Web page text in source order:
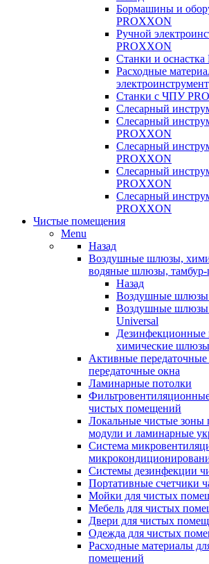
Бормашины и
PROXXON
Ручной
PROXXON
Cтанки и
Расходные
Станки с ЧПУ
Слесарный
Слесарный
PROXXON
Слесарный
PROXXON
Слесарный
PROXXON
Слесарный
PROXXON
Чистые помещения
Menu
Назад
Воздушные шлюзы,
водяные шлюзы,
Назад
Воздушные шлюзы
Воздушные шлюзы
Universal
химические шлюзы
Активные
передаточные окна
Ламинарные потолки
чистых помещений
Локальные чистые зоны
модули и ламинарные
Система
Системы дезинфекции
Портативные счетчики
Мойки для чистых
Мебель для чистых
Двери для чистых
Одежда для чистых
Расходные материалы
помещений